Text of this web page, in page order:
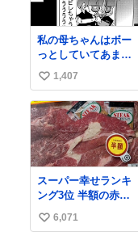
私の母ちゃんはボー
っとしていてあまり
細かい事を気にしま
せん。優秀な人の多
い現代の価値観から
見ると、あまり優秀
な母親ではないかも
しれません。でも、
だからこそ、私はそ
ういう母親が大好き
です。今も昔もすご
くリラックスしま
す。「優秀」と「良
い」は別なんですよ
い
い
ね
数
1,407
スーパー幸せランキ
ング3位 半額の赤身
肉
い
6,071